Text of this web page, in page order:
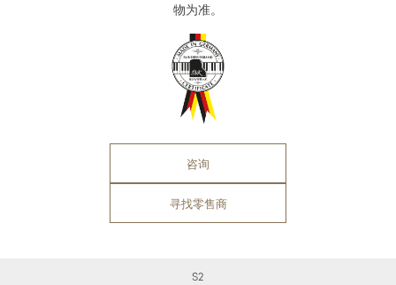
物为准。
咨询
寻找零售商
S2